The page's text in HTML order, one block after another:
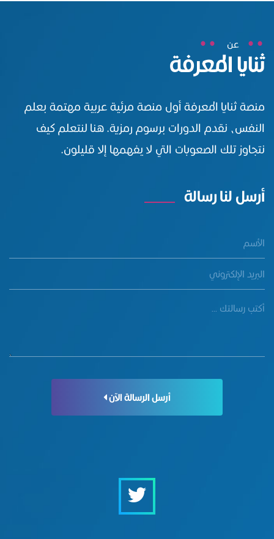
عن
ثنايا المعرفة
منصة ثنايا المعرفة أول منصة مرئية عربية مهتمة بعلم
النفس، نقدم الدورات برسوم رمزية. هنا لنتعلم كيف
نتجاوز تلك الصعوبات التي لا يفهمها إلا قليلون.
أرسل لنا رسالة
أرسل الرسالة الآن